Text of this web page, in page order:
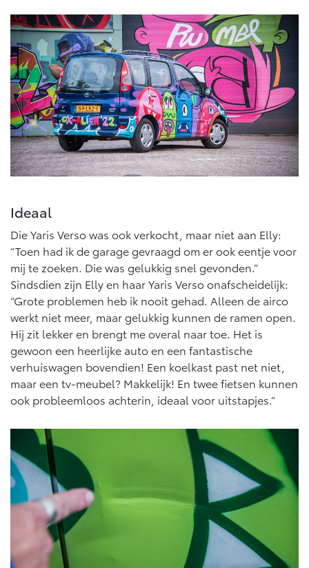
Vanaf € 39.995,- Vanaf € 48.995,-
Mirai
WATERSTOF-ELEKTRISCH
Vanaf € 76.695,-
Proace City (excl. BTW)
OOK ALS BATTERIJ-
ELEKTRISCH
Vanaf € 27.945,-
Proace (excl. BTW)
OOK ALS BATTERIJ-
ELEKTRISCH
Proace Verso
BATTERIJ-ELEKTRISCH
Proace Max (excl. BTW)
OOK ALS BATTERIJ-
ELEKTRISCH
Hilux (excl. BTW)
OOK ALS BATTERIJ-
ELEKTRISCH
Ideaal
Die Yaris Verso was ook verkocht, maar niet aan Elly:
“Toen had ik de garage gevraagd om er ook eentje voor
mij te zoeken. Die was gelukkig snel gevonden.”
Sindsdien zijn Elly en haar Yaris Verso onafscheidelijk:
“Grote problemen heb ik nooit gehad. Alleen de airco
werkt niet meer, maar gelukkig kunnen de ramen open.
Hij zit lekker en brengt me overal naar toe. Het is
gewoon een heerlijke auto en een fantastische
verhuiswagen bovendien! Een koelkast past net niet,
maar een tv-meubel? Makkelijk! En twee fietsen kunnen
ook probleemloos achterin, ideaal voor uitstapjes.”